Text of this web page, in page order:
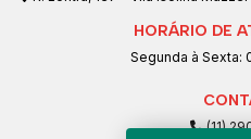
HORÁRIO DE
Segunda à Sexta:
(11)